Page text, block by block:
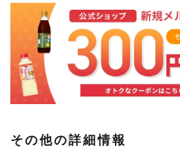
その他の詳細情報